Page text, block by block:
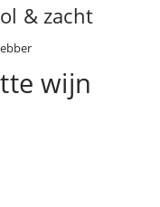
& zacht
wijn